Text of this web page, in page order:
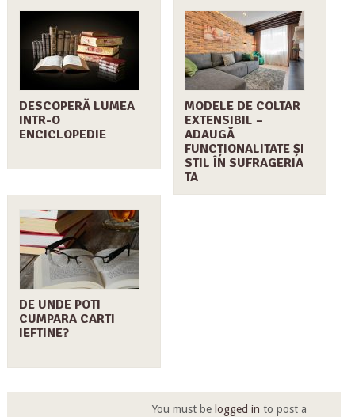
DESCOPERĂ LUMEA
INTR-O
ENCICLOPEDIE
MODELE DE COLTAR
EXTENSIBIL –
ADAUGĂ
FUNCȚIONALITATE ȘI
STIL ÎN SUFRAGERIA
TA
DE UNDE POTI
CUMPARA CARTI
IEFTINE?
You must be logged in to post a